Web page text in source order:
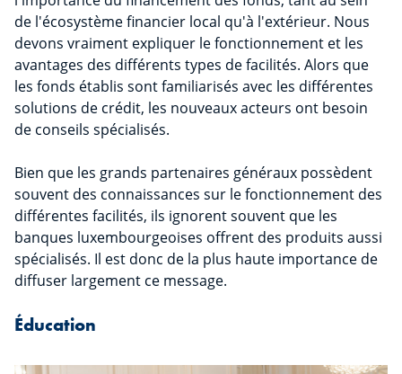
de l'écosystème financier local qu'à l'extérieur. Nous
devons vraiment expliquer le fonctionnement et les
avantages des différents types de facilités. Alors que
les fonds établis sont familiarisés avec les différentes
solutions de crédit, les nouveaux acteurs ont besoin
de conseils spécialisés.
Bien que les grands partenaires généraux possèdent
souvent des connaissances sur le fonctionnement des
différentes facilités, ils ignorent souvent que les
banques luxembourgeoises offrent des produits aussi
spécialisés. Il est donc de la plus haute importance de
diffuser largement ce message.
Éducation